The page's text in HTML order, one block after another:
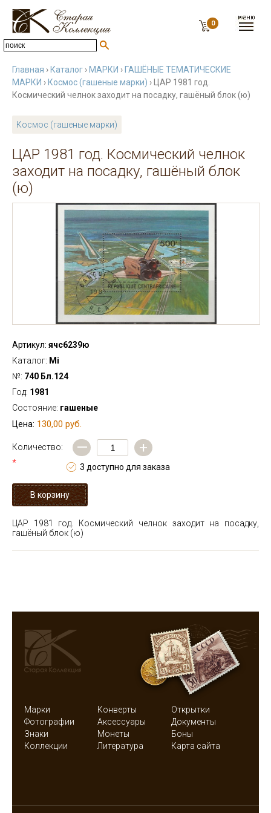
0
Главная › Каталог › МАРКИ › ГАШЁНЫЕ ТЕМАТИЧЕСКИЕ
МАРКИ › Космос (гашеные марки) › ЦАР 1981 год.
Космический челнок заходит на посадку, гашёный блок (ю)
Космос (гашеные марки)
ЦАР 1981 год. Космический челнок
заходит на посадку, гашёный блок
(ю)
Артикул: ячс6239ю
Каталог: Mi
№: 740 Бл.124
Год: 1981
Состояние: гашеные
Цена: 130,00 руб.
Количество:
*
— +
3 доступно для заказа
ЦАР 1981 год. Космический челнок заходит на посадку,
гашёный блок (ю)
Марки Конверты
Открытки
Фотографии
Аксессуары
Документы
Знаки
Монеты
Боны
Коллекции
Литература Карта сайта